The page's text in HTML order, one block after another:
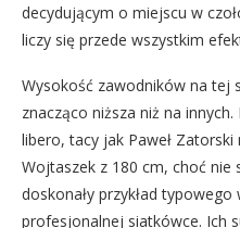
decydującym o miejscu w
liczy się przede wszystkim
Wysokość zawodników na tej
znacząco niższa niż na
libero, tacy jak Paweł
Wojtaszek z 180 cm, choć
doskonały przykład
profesjonalnej siatkówce. Ich